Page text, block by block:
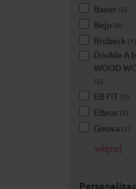
Bauer (6)
Bejo (8)
Brubeck (1)
Double A
WOOD
(2)
EB FIT (5)
Elbrus (5)
Givova (2)
więcej